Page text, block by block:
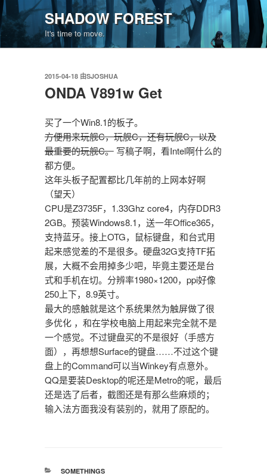
跳
至
内
容
SHADOW FOREST
It's time to move.
发
布
于
2015-04-18由SJOSHUA
ONDA V891w Get
买了一个Win8.1的板子。
方便用来玩舰C，玩舰C，还有玩舰C，以及
最重要的玩舰C。写稿子啊，看Intel啊什么的
都方便。
这年头板子配置都比几年前的上网本好啊
（望天）
CPU是Z3735F，1.33Ghz core4，内存DDR3
2GB。预装Windows8.1，送一年Office365，
支持蓝牙。接上OTG，鼠标键盘，和台式用
起来感觉差的不是很多。硬盘32G支持TF拓
展，大概不会用掉多少吧，毕竟主要还是台
式和手机在切。分辨率1980×1200，ppi好像
250上下，8.9英寸。
最大的感触就是这个系统果然为触屏做了很
多优化 ，和在学校电脑上用起来完全就不是
一个感觉。不过键盘买的不是很好（手感方
面），再想想Surface的键盘……不过这个键
盘上的Command可以当Winkey有点意外。
QQ是要装Desktop的呢还是Metro的呢，最后
还是选了后者，截图还是有那么些麻烦的；
输入法方面我没有装别的，就用了原配的。
分
SOMETHINGS